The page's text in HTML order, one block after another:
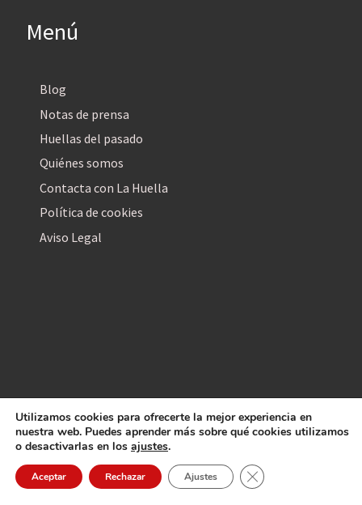
Menú
Blog
Notas de prensa
Huellas del pasado
Quiénes somos
Contacta con La Huella
Política de cookies
Aviso Legal
© 2026La Huella Digital– Todos los derechos reservados
Utilizamos cookies para ofrecerte la mejor experiencia en
nuestra web. Puedes aprender más sobre qué cookies utilizamos
o desactivarlas en los ajustes.
Aceptar Rechazar Ajustes Cerrar el banner de